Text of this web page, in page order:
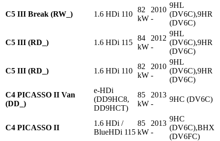
C5 III Break (RW_) 1.6 HDi 110
82
kW
2010
-
9HL
(DV6C),9HR
(DV6C)
C5 III (RD_) 1.6 HDi 115
84
kW
2012
-
9HL
(DV6C),9HR
(DV6C)
C5 III (RD_) 1.6 HDi 110
82
kW
2010
-
9HL
(DV6C),9HR
(DV6C)
C4 PICASSO II Van
(DD_)
e-HDi
(DD9HC8,
DD9HCT)
85
kW
2013
-
9HC (DV6C)
C4 PICASSO II
1.6 HDi /
BlueHDi 115
85
kW
2013
-
9HC
(DV6C),BHX
(DV6FC)